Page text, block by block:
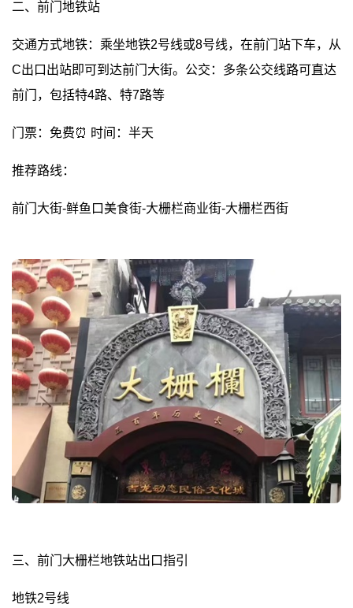
二、前门地铁站
交通方式地铁：乘坐地铁2号线或8号线，在前门站下车，从
C出口出站即可到达前门大街。公交：多条公交线路可直达
前门，包括特4路、特7路等
门票：免费⏰ 时间：半天
推荐路线：
前门大街-鲜鱼口美食街-大栅栏商业街-大栅栏西街
三、前门大栅栏地铁站出口指引
地铁2号线